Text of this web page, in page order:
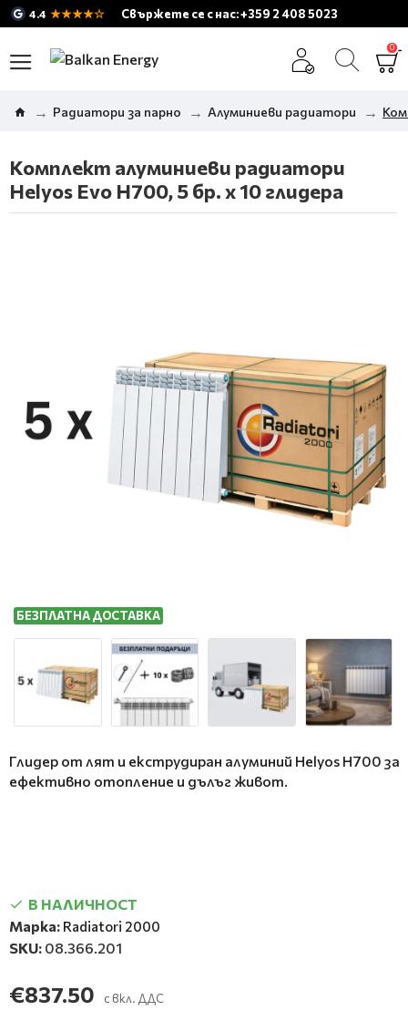
4.4 ★★★★☆ Свържете се с нас: +359 2 408 5023
0
Радиатори за парно Алуминиеви радиатори
Комплект алуминиеви радиатори
Helyos Evo H700, 5 бр. x 10 глидера
БЕЗПЛАТНА ДОСТАВКА
Глидер от лят и екструдиран алуминий Helyos H700 за
ефективно отопление и дълъг живот.
В НАЛИЧНОСТ
Марка: Radiatori 2000
SKU: 08.366.201
€837.50 с вкл. ДДС